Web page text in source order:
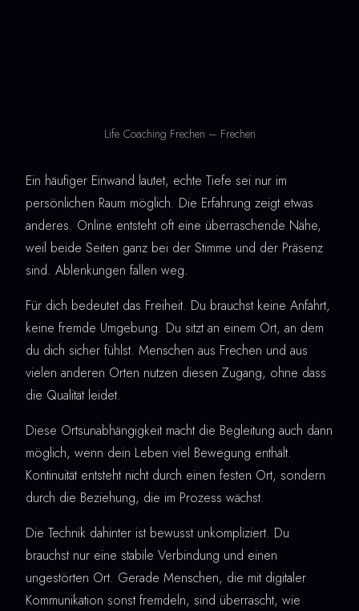
Life Coaching Frechen – Frechen
Ein häufiger Einwand lautet, echte Tiefe sei nur im
persönlichen Raum möglich. Die Erfahrung zeigt etwas
anderes. Online entsteht oft eine überraschende Nähe,
weil beide Seiten ganz bei der Stimme und der Präsenz
sind. Ablenkungen fallen weg.
Für dich bedeutet das Freiheit. Du brauchst keine Anfahrt,
keine fremde Umgebung. Du sitzt an einem Ort, an dem
du dich sicher fühlst. Menschen aus Frechen und aus
vielen anderen Orten nutzen diesen Zugang, ohne dass
die Qualität leidet.
Diese Ortsunabhängigkeit macht die Begleitung auch dann
möglich, wenn dein Leben viel Bewegung enthält.
Kontinuität entsteht nicht durch einen festen Ort, sondern
durch die Beziehung, die im Prozess wächst.
Die Technik dahinter ist bewusst unkompliziert. Du
brauchst nur eine stabile Verbindung und einen
ungestörten Ort. Gerade Menschen, die mit digitaler
Kommunikation sonst fremdeln, sind überrascht, wie